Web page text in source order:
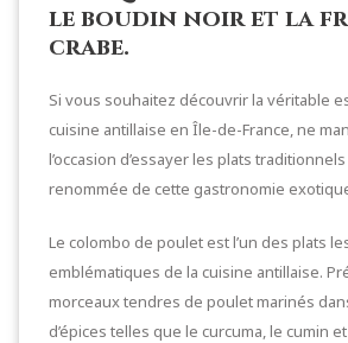
le boudin noir et la
crabe.
Si vous souhaitez découvrir la véritable
cuisine antillaise en Île-de-France, ne
l’occasion d’essayer les plats
renommée de cette gastronomie
Le colombo de poulet est l’un des plats
emblématiques de la cuisine antillaise.
morceaux tendres de poulet marinés
d’épices telles que le curcuma, le cumin